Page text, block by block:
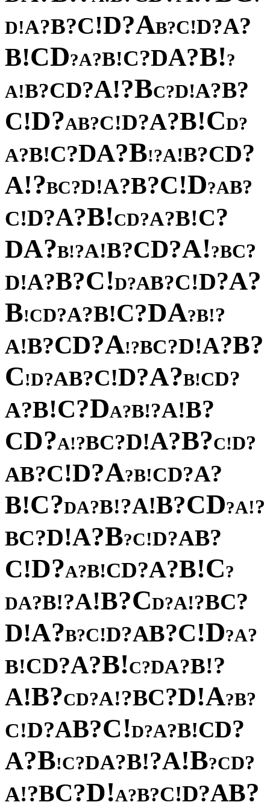
D!A?B?C!D?AB?C!D?A?
B!CD?A?B!C?DA?B!?
A!B?CD?A!?BC?D!A?B?
C!D?AB?C!D?A?B!CD?
A?B!C?DA?B!?A!B?CD?
A!?BC?D!A?B?C!D?AB?
C!D?A?B!CD?A?B!C?
DA?B!?A!B?CD?A!?BC?
D!A?B?C!D?AB?C!D?A?
B!CD?A?B!C?DA?B!?
A!B?CD?A!?BC?D!A?B?
C!D?AB?C!D?A?B!CD?
A?B!C?DA?B!?A!B?
CD?A!?BC?D!A?B?C!D?
AB?C!D?A?B!CD?A?
B!C?DA?B!?A!B?CD?A!?
BC?D!A?B?C!D?AB?
C!D?A?B!CD?A?B!C?
DA?B!?A!B?CD?A!?BC?
D!A?B?C!D?AB?C!D?A?
B!CD?A?B!C?DA?B!?
A!B?CD?A!?BC?D!A?B?
C!D?AB?C!D?A?B!CD?
A?B!C?DA?B!?A!B?CD?
A!?BC?D!A?B?C!D?AB?